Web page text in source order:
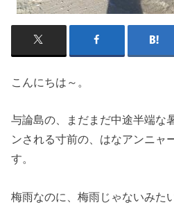
こんにちは～。
与論島の、まだまだ中途半端な
ンされる寸前の、はなアンニャ
す。
梅雨なのに、梅雨じゃないみた